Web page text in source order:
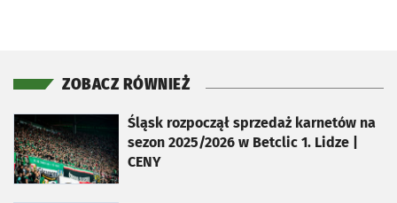
ZOBACZ RÓWNIEŻ
Śląsk rozpoczął sprzedaż karnetów na
sezon 2025/2026 w Betclic 1. Lidze |
CENY
otworzy się w nowej karcie